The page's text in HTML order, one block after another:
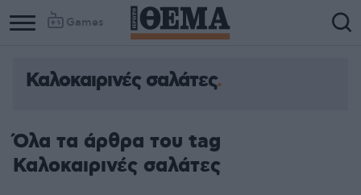
Games
Καλοκαιρινές σαλάτες
Όλα τα άρθρα του tag
Καλοκαιρινές σαλάτες